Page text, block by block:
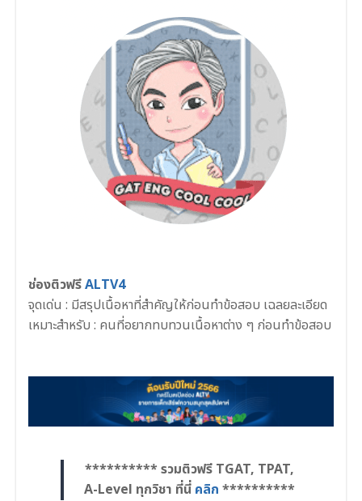
ช่องติวฟรีALTV4
จุดเด่น : มีสรุปเนื้อหาที่สำคัญให้ก่อนทำข้อสอบ เฉลยละเอียด
เหมาะสำหรับ : คนที่อยากทบทวนเนื้อหาต่าง ๆ ก่อนทำข้อสอบ
********** รวมติวฟรี TGAT, TPAT,
A-Level ทุกวิชา ที่นี่ คลิก **********